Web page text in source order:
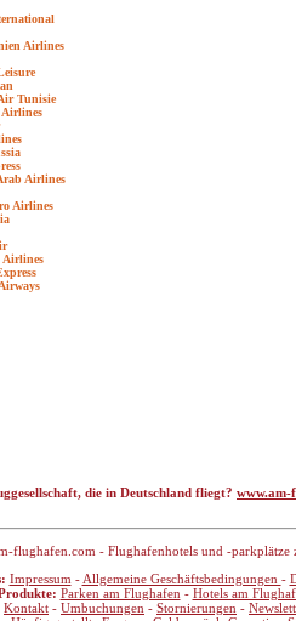
Airlines
Tunisie
Airlines
Airlines
Airlines
die in Deutschland fliegt? www.am-
flughafen.com - Flughafenhotels und -parkplätze
Impressum - Allgemeine Geschäftsbedingungen -
Parken am Flughafen - Hotels am
Kontakt - Umbuchungen - Stornierungen -